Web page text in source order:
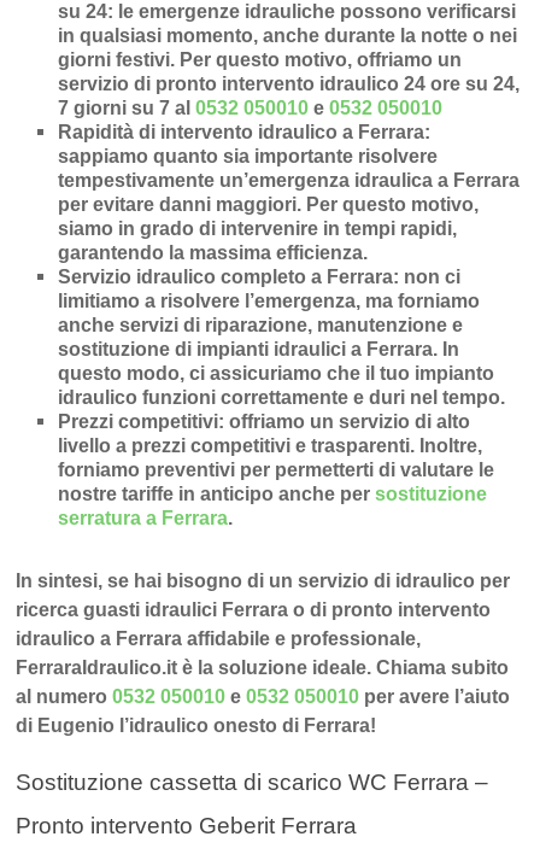
su 24: le emergenze idrauliche possono verificarsi
in qualsiasi momento, anche durante la notte o nei
giorni festivi. Per questo motivo, offriamo un
servizio di pronto intervento idraulico 24 ore su 24,
7 giorni su 7 al0532 050010 e0532 050010
Rapidità di intervento idraulico a Ferrara:
sappiamo quanto sia importante risolvere
tempestivamente un’emergenza idraulica a Ferrara
per evitare danni maggiori. Per questo motivo,
siamo in grado di intervenire intempi rapidi,
garantendo la massima efficienza.
Servizio idraulico completo a Ferrara: non ci
limitiamo a risolvere l’emergenza, ma forniamo
ancheservizi di riparazione, manutenzione e
sostituzione di impianti idraulici a Ferrara. In
questo modo, ci assicuriamo che il tuo impianto
idraulico funzioni correttamente e duri nel tempo.
Prezzi competitivi: offriamo unservizio di alto
livello a prezzi competitivi e trasparenti. Inoltre,
forniamo preventivi per permetterti di valutare le
nostre tariffe in anticipo anche persostituzione
serratura a Ferrara.
In sintesi, se hai bisogno di un servizio di idraulico per
ricerca guasti idraulici Ferrara o di pronto intervento
idraulico a Ferrara affidabile e professionale,
FerraraIdraulico.it è la soluzione ideale. Chiama subito
al numero0532 050010 e0532 050010 per avere l’aiuto
di Eugenio l’idraulico onesto di Ferrara!
Sostituzione cassetta di scarico WC Ferrara –
Pronto intervento Geberit Ferrara